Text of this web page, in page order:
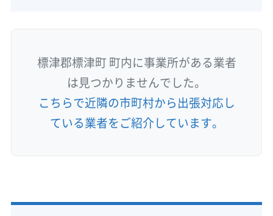
標津郡標津町 町内に事業所がある業者
は見つかりませんでした。
こちらで近隣の市町村から出張対応し
ている業者をご紹介しています。